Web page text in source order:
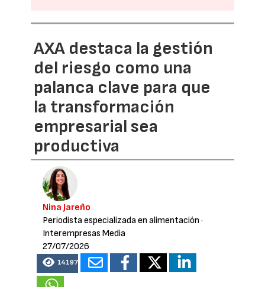
AXA destaca la gestión
del riesgo como una
palanca clave para que
la transformación
empresarial sea
productiva
Nina Jareño
Periodista especializada en alimentación ·
Interempresas Media
27/07/2026
14197